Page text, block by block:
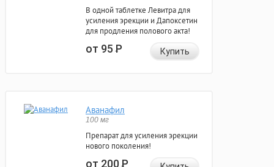
В одной таблетке Левитра для
усиления эрекции и Дапоксетин
для продления полового акта!
от 95Р Купить
Аванафил
100 мг
Препарат для усиления эрекции
нового поколения!
от 200Р